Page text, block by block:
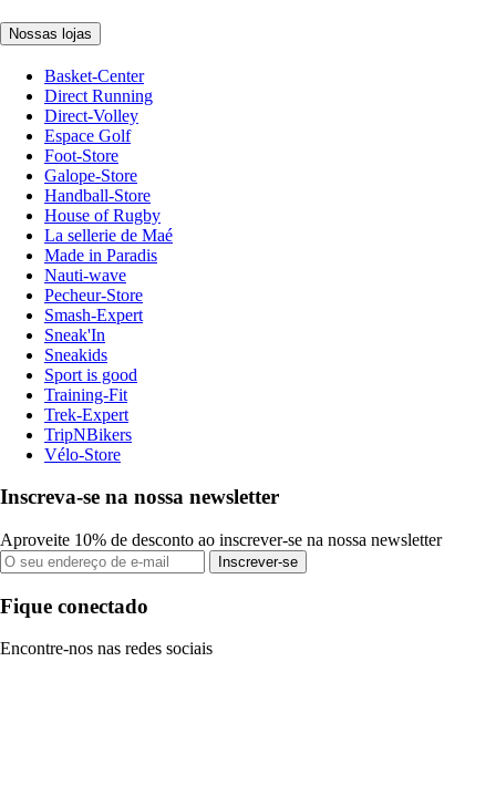
Nossas lojas
Basket-Center
Direct Running
Direct-Volley
Espace Golf
Foot-Store
Galope-Store
Handball-Store
House of Rugby
La sellerie de Maé
Made in Paradis
Nauti-wave
Pecheur-Store
Smash-Expert
Sneak'In
Sneakids
Sport is good
Training-Fit
Trek-Expert
TripNBikers
Vélo-Store
Inscreva-se na nossa newsletter
Aproveite 10% de desconto ao inscrever-se na nossa newsletter
Inscrever-se
Fique conectado
Encontre-nos nas redes sociais